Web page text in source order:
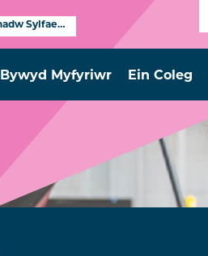
Cynnal a Chadw Sylfaenol / Adnewyddu Cerbydau
Bywyd Myfyriwr Ein Coleg